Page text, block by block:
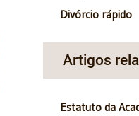
Divórcio rápido
Artigos
Estatuto da